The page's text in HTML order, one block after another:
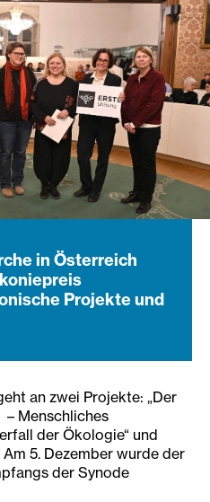
in Österreich
Projekte und
an zwei Projekte: „Der
Menschliches
der Ökologie“ und
5. Dezember wurde der
der Synode